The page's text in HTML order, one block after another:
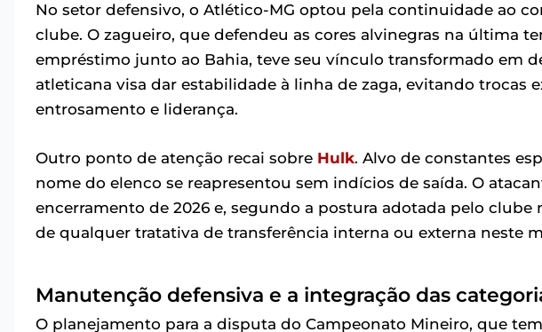
No setor defensivo, o Atlético-MG optou pela continuidade ao
clube. O zagueiro, que defendeu as cores alvinegras na última
empréstimo junto ao Bahia, teve seu vínculo transformado em
atleticana visa dar estabilidade à linha de zaga, evitando trocas
entrosamento e liderança.
Outro ponto de atenção recai sobre Hulk. Alvo de constantes
nome do elenco se reapresentou sem indícios de saída. O
encerramento de 2026 e, segundo a postura adotada pelo clube
de qualquer tratativa de transferência interna ou externa neste
Manutenção defensiva e a integração das
O planejamento para a disputa do Campeonato Mineiro, que